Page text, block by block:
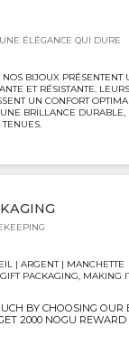
ÉLÉGANCE QUI DURE
BIJOUX PRÉSENTENT
ET RÉSISTANTE. LEURS
UN CONFORT
BRILLANCE DURABLE,
| ARGENT | MANCHETTE
PACKAGING, MAKING
BY CHOOSING OUR
2000 NOGU REWARD